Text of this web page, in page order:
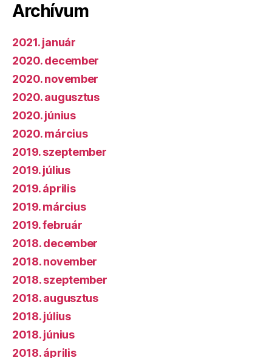
Archívum
2021. január
2020. december
2020. november
2020. augusztus
2020. június
2020. március
2019. szeptember
2019. július
2019. április
2019. március
2019. február
2018. december
2018. november
2018. szeptember
2018. augusztus
2018. július
2018. június
2018. április